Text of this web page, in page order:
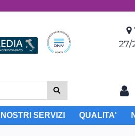
27/
I NOSTRI SERVIZI QUALITA'